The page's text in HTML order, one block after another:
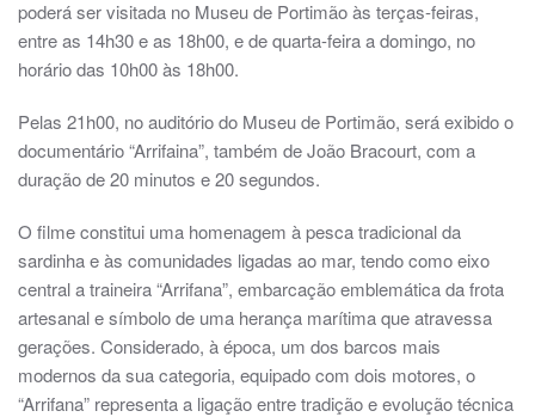
poderá ser visitada no Museu de Portimão às terças-feiras,
entre as 14h30 e as 18h00, e de quarta-feira a domingo, no
horário das 10h00 às 18h00.
Pelas 21h00, no auditório do Museu de Portimão, será exibido o
documentário “Arrifaina”, também de João Bracourt, com a
duração de 20 minutos e 20 segundos.
O filme constitui uma homenagem à pesca tradicional da
sardinha e às comunidades ligadas ao mar, tendo como eixo
central a traineira “Arrifana”, embarcação emblemática da frota
artesanal e símbolo de uma herança marítima que atravessa
gerações. Considerado, à época, um dos barcos mais
modernos da sua categoria, equipado com dois motores, o
“Arrifana” representa a ligação entre tradição e evolução técnica